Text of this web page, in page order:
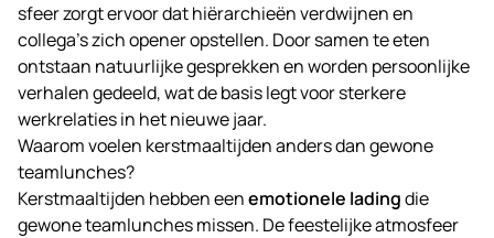
sfeer zorgt ervoor dat hiërarchieën verdwijnen en
collega’s zich opener opstellen. Door samen te eten
ontstaan natuurlijke gesprekken en worden persoonlijke
verhalen gedeeld, wat de basis legt voor sterkere
werkrelaties in het nieuwe jaar.
Waarom voelen kerstmaaltijden anders dan gewone
teamlunches?
Kerstmaaltijden hebben eenemotionele ladingdie
gewone teamlunches missen. De feestelijke atmosfeer